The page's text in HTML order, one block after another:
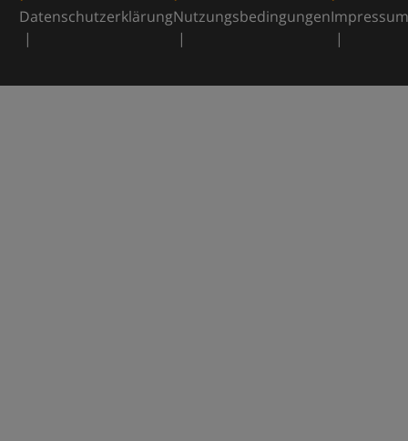
DatenschutzerklärungNutzungsbedingungenImpressum